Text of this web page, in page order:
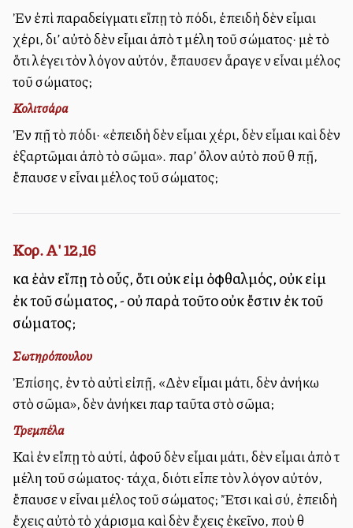
Ἐὰν ἐπὶ παραδείγματι εἴπῃ τὸ πόδι, ἐπειδὴ δὲν εἶμαι
χέρι, δι’ αὐτὸ δὲν εἶμαι ἀπὸ τὰ μέλη τοῦ σώματος· μὲ τὸ
ὅτι λέγει τὸν λόγον αὐτόν, ἔπαυσεν ἆραγε νὰ εἶναι μέλος
τοῦ σώματος;
Κολιτσάρα
Ἐὰν πῇ τὸ πόδι· «ἐπειδὴ δὲν εἶμαι χέρι, δὲν εἶμαι καὶ δὲν
ἐξαρτῶμαι ἀπὸ τὸ σῶμα». παρ’ ὅλον αὐτὸ ποῦ θὰ πῇ,
ἔπαυσε νὰ εἶναι μέλος τοῦ σώματος;
Κορ. Α' 12,16
καὶ ἐὰν εἴπῃ τὸ οὖς, ὅτι οὐκ εἰμὶ ὀφθαλμός, οὐκ εἰμὶ
ἐκ τοῦ σώματος, - οὐ παρὰ τοῦτο οὐκ ἔστιν ἐκ τοῦ
σώματος;
Σωτηρόπουλου
Ἐπίσης, ἐὰν τὸ αὐτὶ εἰπῇ, «Δὲν εἶμαι μάτι, δὲν ἀνήκω
στὸ σῶμα», δὲν ἀνήκει παρὰ ταῦτα στὸ σῶμα;
Τρεμπέλα
Καὶ ἐὰν εἴπῃ τὸ αὐτί, ἀφοῦ δὲν εἶμαι μάτι, δὲν εἶμαι ἀπὸ τὰ
μέλη τοῦ σώματος· τάχα, διότι εἶπε τὸν λόγον αὐτόν,
ἔπαυσε νὰ εἶναι μέλος τοῦ σώματος; Ἔτσι καὶ σύ, ἐπειδὴ
ἔχεις αὐτὸ τὸ χάρισμα καὶ δὲν ἔχεις ἐκεῖνο, ποὺ θὰ